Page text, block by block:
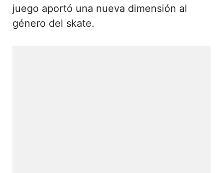
juego aportó una nueva dimensión al
género del skate.